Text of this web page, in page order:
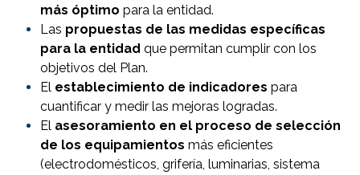
más óptimo para la entidad.
Las propuestas de las medidas específicas
para la entidad que permitan cumplir con los
objetivos del Plan.
El establecimiento de indicadores para
cuantificar y medir las mejoras logradas.
El asesoramiento en el proceso de selección
de los equipamientos más eficientes
(electrodomésticos, grifería, luminarias, sistema